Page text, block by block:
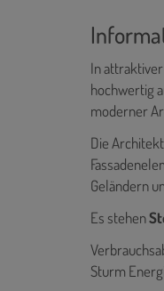
In
hochwertig
moderner
Die
Geländern
Es stehen
Sturm